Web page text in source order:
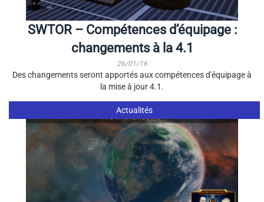
SWTOR – Compétences d’équipage :
changements à la 4.1
26/01/16
Des changements seront apportés aux compétences d'équipage à
la mise à jour 4.1.
Actualités